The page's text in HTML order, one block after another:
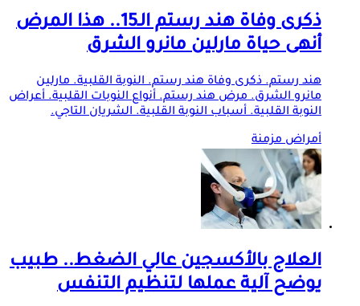
ذكرى وفاة هند رستم الـ15.. هذا المرض
أنهى حياة مارلين مانرو الشرق
هند رستم. ذكرى وفاة هند رستم. النوبة القلبية. مارلين
مانرو الشرق. مرض هند رستم. أنواع النوبات القلبية. أعراض
النوبة القلبية. أسباب النوبة القلبية. الشريان التاجي.
أمراض مزمنة
العلاج بالأكسجين عالي الضغط.. طبيب
يوضح آلية عملها لتنظيم التنفس